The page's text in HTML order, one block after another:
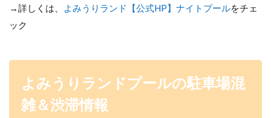
→詳しくは、 よみうりランド【公式HP】ナイトプールをチェ
ック
よみうりランドプールの駐車場混
雑＆渋滞情報